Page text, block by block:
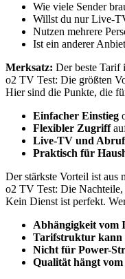
Wie viele Sender
Willst du nur Live-
Nutzen mehrere
Ist ein anderer
Merksatz: Der beste Tarif
o2 TV Test: Die größten
Hier sind die Punkte, die
Einfacher Einstieg
Flexibler Zugriff
Live-TV und
Praktisch für
Der stärkste Vorteil ist aus
o2 TV Test: Die Nachteile,
Kein Dienst ist perfekt.
Abhängigkeit vom
Tarifstruktur kann
Nicht für Power-
Qualität hängt